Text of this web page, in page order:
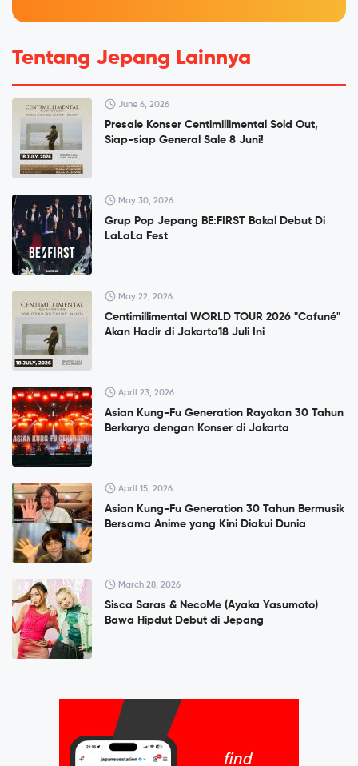
Tentang Jepang Lainnya
June 6, 2026
Presale Konser Centimillimental Sold Out,
Siap-siap General Sale 8 Juni!
May 30, 2026
Grup Pop Jepang BE:FIRST Bakal Debut Di
LaLaLa Fest
May 22, 2026
Centimillimental WORLD TOUR 2026 "Cafuné"
Akan Hadir di Jakarta18 Juli Ini
April 23, 2026
Asian Kung-Fu Generation Rayakan 30 Tahun
Berkarya dengan Konser di Jakarta
April 15, 2026
Asian Kung-Fu Generation 30 Tahun Bermusik
Bersama Anime yang Kini Diakui Dunia
March 28, 2026
Sisca Saras & NecoMe (Ayaka Yasumoto)
Bawa Hipdut Debut di Jepang